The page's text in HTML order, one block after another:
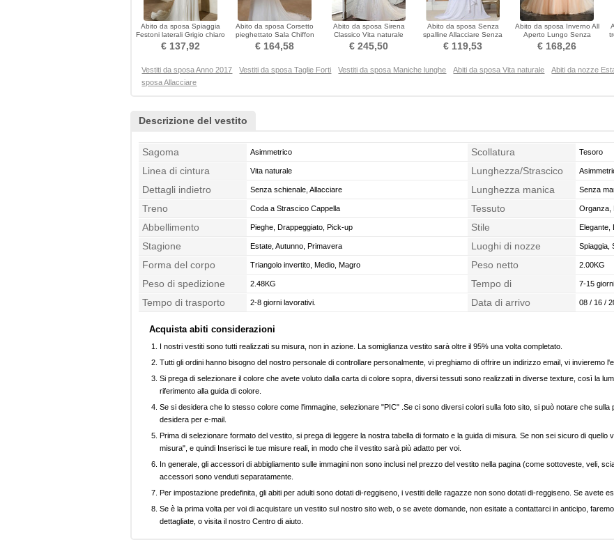
Abito da sposa Spiaggia
Festoni laterali Grigio chiaro
Vita naturale
€ 137,92
Abito da sposa Corsetto
pieghettato Sala Chiffon
Corpo a mela
€ 164,58
Abito da sposa Sirena
Classico Vita naturale
Chiusura lampo Pizzo
€ 245,50
Abito da sposa Senza
spalline Allacciare Senza
maniche Sala Autunno
€ 119,53
Abito da sposa Inverno All
Aperto Lungo Senza
maniche Bateau
Sovrapposizione di pizzo
€ 168,26
Vestiti da sposa Anno 2017 Vestiti da sposa Taglie Forti Vestiti da sposa Maniche lunghe Abiti da sposa Vita naturale Abiti da nozze
sposa Allacciare
Descrizione del vestito
Sagoma Asimmetrico Scollatura Tesoro
Linea di cintura Vita naturale Lunghezza/Strascico
Dettagli indietro Senza schienale, Allacciare Lunghezza manica Senza
Treno Coda a Strascico Cappella Tessuto Organza,
Abbellimento Pieghe, Drappeggiato, Pick-up Stile Elegante,
Stagione Estate, Autunno, Primavera Luoghi di nozze Spiaggia,
Forma del corpo Triangolo invertito, Medio, Magro Peso netto 2.00KG
Peso di spedizione 2.48KG
Tempo di
confezionamento
7-15
Tempo di trasporto 2-8 giorni lavorativi. Data di arrivo 08 / 16 /
Acquista abiti considerazioni
I nostri vestiti sono tutti realizzati su misura, non in azione. La somiglianza vestito sarà oltre il 95% una volta completato.
Tutti gli ordini hanno bisogno del nostro personale di controllare personalmente, vi preghiamo di offrire un indirizzo email, vi invieremo
Si prega di selezionare il colore che avete voluto dalla carta di colore sopra, diversi tessuti sono realizzati in diverse texture, così la
riferimento alla guida di colore.
Se si desidera che lo stesso colore come l'immagine, selezionare "PIC" .Se ci sono diversi colori sulla foto sito, si può notare che sulla
desidera per e-mail.
Prima di selezionare formato del vestito, si prega di leggere la nostra tabella di formato e la guida di misura. Se non sei sicuro di
misura", e quindi Inserisci le tue misure reali, in modo che il vestito sarà più adatto per voi.
In generale, gli accessori di abbigliamento sulle immagini non sono inclusi nel prezzo del vestito nella pagina (come sottoveste, veli,
accessori sono venduti separatamente.
Per impostazione predefinita, gli abiti per adulti sono dotati di-reggiseno, i vestiti delle ragazze non sono dotati di-reggiseno. Se avete
Se è la prima volta per voi di acquistare un vestito sul nostro sito web, o se avete domande, non esitate a contattarci in anticipo,
dettagliate, o visita il nostro Centro di aiuto.